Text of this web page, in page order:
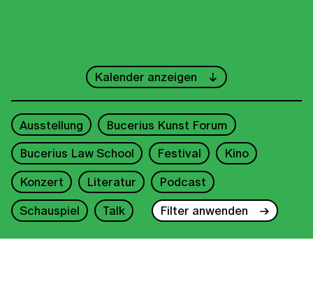
Juni
1 2 3 4 5
8
9 10 11 12 13
15
16 17 18 19
22
23 24 25 26 27
28
29
30
Kalender anzeigen
Ausstellung
Bucerius Kunst Forum
Bucerius Law School
Festival
Kino
Konzert
Literatur
Podcast
Schauspiel
Talk Filter anwenden